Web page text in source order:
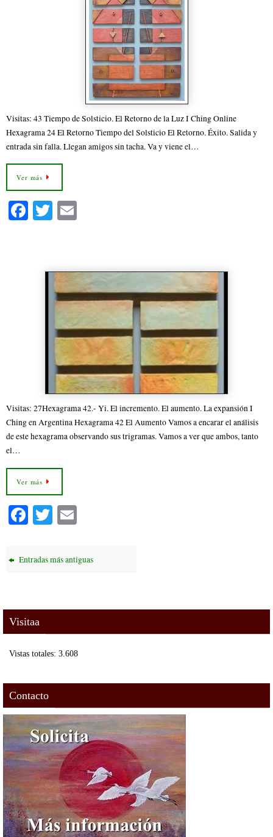
Visitas: 43 Tiempo de Solsticio. El Retorno de la Luz I Ching Online
Hexagrama 24 El Retorno Tiempo del Solsticio El Retorno. Éxito. Salida y
entrada sin falla. Llegan amigos sin tacha. Va y viene el…
Ver más
Fa
ok
T
r
Visitas: 27Hexagrama 42.- Yi. El incremento. El aumento. La expansión I
Ching en Argentina Hexagrama 42 El Aumento Vamos a encarar el análisis
de este hexagrama observando sus trigramas. Vamos a ver que ambos, tanto
el…
Ver más
Fa
bo
T
tteail
Entradas más antiguas
Visitaa
Vistas totales: 3.608
Contacto